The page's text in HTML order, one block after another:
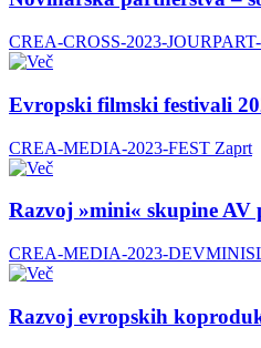
CREA-CROSS-2023-
Evropski filmski festivali
CREA-MEDIA-2023-FEST Zaprt
Razvoj »mini« skupine AV
CREA-MEDIA-2023-
Razvoj evropskih